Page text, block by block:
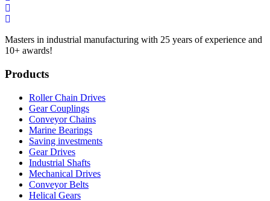
Masters in industrial manufacturing with 25 years of experience and
10+ awards!
Products
Roller Chain Drives
Gear Couplings
Conveyor Chains
Marine Bearings
Saving investments
Gear Drives
Industrial Shafts
Mechanical Drives
Conveyor Belts
Helical Gears